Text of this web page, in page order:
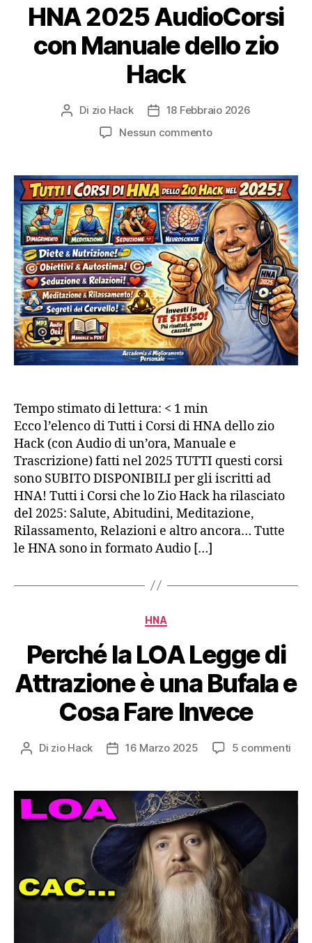
HNA 2025 AudioCorsi
con Manuale dello zio
Hack
Autore
articolo
Di zio Hack
Data
dell'articolo
18 Febbraio 2026
Nessun commentosu
AudioCorsi
con
Manuale
dello
zio
Hack
Tempo stimato di lettura: < 1 min
Ecco l’elenco di Tutti i Corsi di HNA dello zio
Hack (con Audio di un’ora, Manuale e
Trascrizione) fatti nel 2025 TUTTI questi corsi
sono SUBITO DISPONIBILI per gli iscritti ad
HNA! Tutti i Corsi che lo Zio Hack ha rilasciato
del 2025: Salute, Abitudini, Meditazione,
Rilassamento, Relazioni e altro ancora… Tutte
le HNA sono in formato Audio […]
Categorie
HNA
Perché la LOA Legge di
Attrazione è una Bufala e
Cosa Fare Invece
Autore
Di zio Hack
Data16 Marzo 2025 5 commenti
LOA